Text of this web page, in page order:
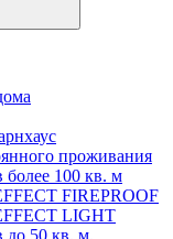
проживания
100 кв. м
FIREPROOF
LIGHT
до 50 кв. м.